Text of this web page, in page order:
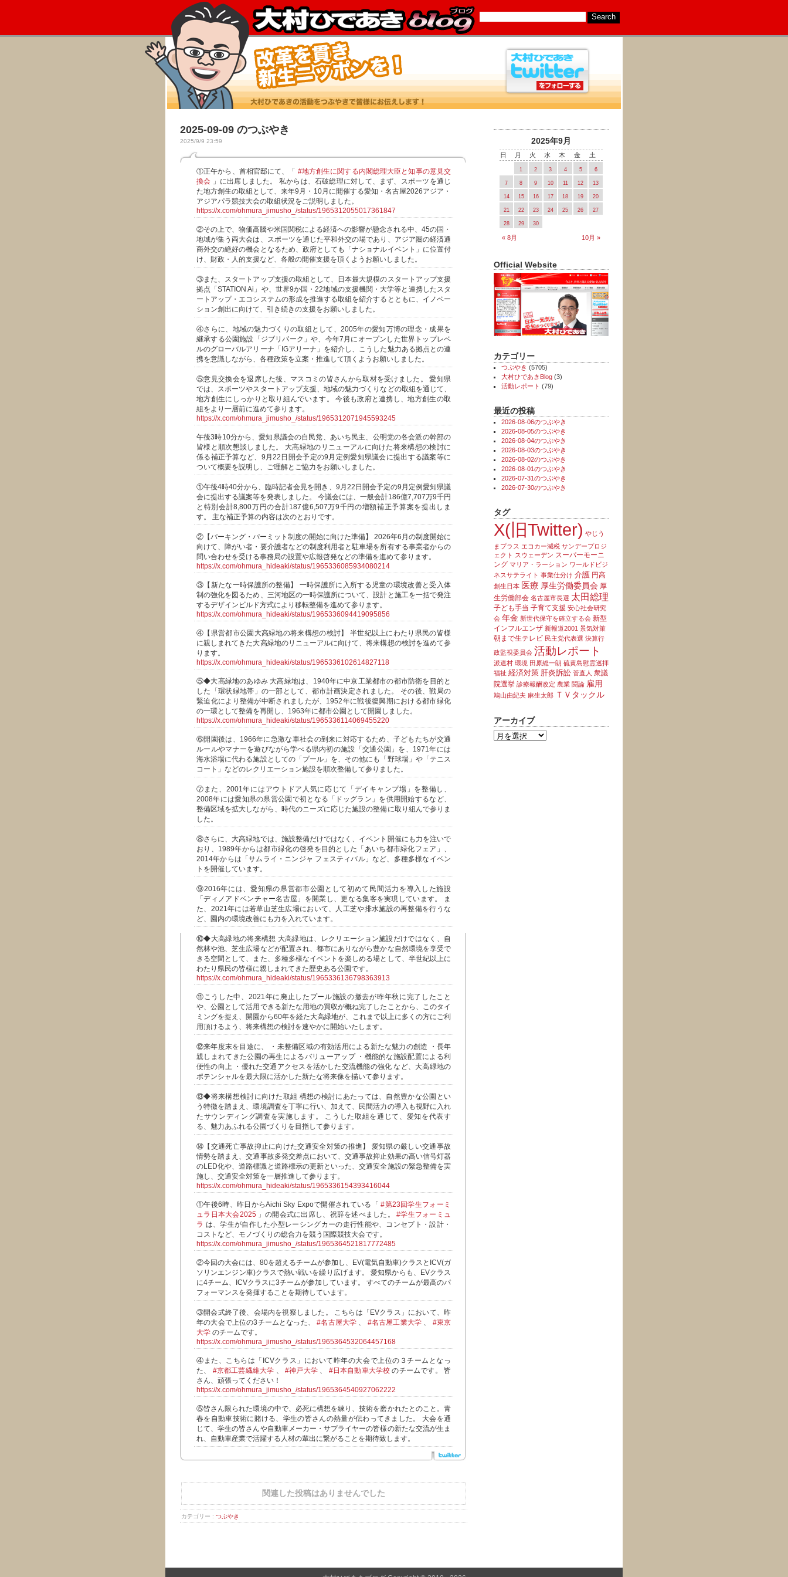
2025-09-09 のつぶやき
2025/9/9 23:59
①正午から、首相官邸にて、「 #地方創生に関する内閣総理大臣と知事の意見交
換会 」に出席しました。 私からは、石破総理に対して、まず、スポーツを通じ
た地方創生の取組として、来年9月・10月に開催する愛知・名古屋2026アジア・
アジアパラ競技大会の取組状況をご説明しました。
https://x.com/ohmura_jimusho_/status/1965312055017361847
②その上で、物価高騰や米国関税による経済への影響が懸念される中、45の国・
地域が集う両大会は、スポーツを通じた平和外交の場であり、アジア圏の経済通
商外交の絶好の機会となるため、政府としても「ナショナルイベント」に位置付
け、財政・人的支援など、各般の開催支援を頂くようお願いしました。
③また、スタートアップ支援の取組として、日本最大規模のスタートアップ支援
拠点「STATION Ai」や、世界9か国・22地域の支援機関・大学等と連携したスタ
ートアップ・エコシステムの形成を推進する取組を紹介するとともに、イノベー
ション創出に向けて、引き続きの支援をお願いしました。
④さらに、地域の魅力づくりの取組として、2005年の愛知万博の理念・成果を
継承する公園施設「ジブリパーク」や、今年7月にオープンした世界トップレベ
ルのグローバルアリーナ「IGアリーナ」を紹介し、こうした魅力ある拠点との連
携を意識しながら、各種政策を立案・推進して頂くようお願いしました。
⑤意見交換会を退席した後、マスコミの皆さんから取材を受けました。 愛知県
では、スポーツやスタートアップ支援、地域の魅力づくりなどの取組を通じて、
地方創生にしっかりと取り組んでいます。 今後も政府と連携し、地方創生の取
組をより一層前に進めて参ります。
https://x.com/ohmura_jimusho_/status/1965312071945593245
午後3時10分から、愛知県議会の自民党、あいち民主、公明党の各会派の幹部の
皆様と順次懇談しました。 大高緑地のリニューアルに向けた将来構想の検討に
係る補正予算など、9月22日開会予定の9月定例愛知県議会に提出する議案等に
ついて概要を説明し、ご理解とご協力をお願いしました。
①午後4時40分から、臨時記者会見を開き、9月22日開会予定の9月定例愛知県議
会に提出する議案等を発表しました。 今議会には、一般会計186億7,707万9千円
と特別会計8,800万円の合計187億6,507万9千円の増額補正予算案を提出しま
す。 主な補正予算の内容は次のとおりです。
②【パーキング・パーミット制度の開始に向けた準備】 2026年6月の制度開始に
向けて、障がい者・要介護者などの制度利用者と駐車場を所有する事業者からの
問い合わせを受ける事務局の設置や広報啓発などの準備を進めて参ります。
https://x.com/ohmura_hideaki/status/1965336085934080214
③【新たな一時保護所の整備】 一時保護所に入所する児童の環境改善と受入体
制の強化を図るため、三河地区の一時保護所について、設計と施工を一括で発注
するデザインビルド方式により移転整備を進めて参ります。
https://x.com/ohmura_hideaki/status/1965336094419095856
④【県営都市公園大高緑地の将来構想の検討】 半世紀以上にわたり県民の皆様
に親しまれてきた大高緑地のリニューアルに向けて、将来構想の検討を進めて参
ります。
https://x.com/ohmura_hideaki/status/1965336102614827118
⑤◆大高緑地のあゆみ 大高緑地は、1940年に中京工業都市の都市防衛を目的と
した「環状緑地帯」の一部として、都市計画決定されました。 その後、戦局の
緊迫化により整備が中断されましたが、1952年に戦後復興期における都市緑化
の一環として整備を再開し、1963年に都市公園として開園しました。
https://x.com/ohmura_hideaki/status/1965336114069455220
⑥開園後は、1966年に急激な車社会の到来に対応するため、子どもたちが交通
ルールやマナーを遊びながら学べる県内初の施設「交通公園」を、1971年には
海水浴場に代わる施設としての「プール」を、その他にも「野球場」や「テニス
コート」などのレクリエーション施設を順次整備して参りました。
⑦また、2001年にはアウトドア人気に応じて「デイキャンプ場」を整備し、
2008年には愛知県の県営公園で初となる「ドッグラン」を供用開始するなど、
整備区域を拡大しながら、時代のニーズに応じた施設の整備に取り組んで参りま
した。
⑧さらに、大高緑地では、施設整備だけではなく、イベント開催にも力を注いで
おり、1989年からは都市緑化の啓発を目的とした「あいち都市緑化フェア」、
2014年からは「サムライ・ニンジャ フェスティバル」など、多種多様なイベン
トを開催しています。
⑨2016年には、愛知県の県営都市公園として初めて民間活力を導入した施設
「ディノアドベンチャー名古屋」を開業し、更なる集客を実現しています。 ま
た、2021年には若草山芝生広場において、人工芝や排水施設の再整備を行うな
ど、園内の環境改善にも力を入れています。
⑩◆大高緑地の将来構想 大高緑地は、レクリエーション施設だけではなく、自
然林や池、芝生広場などが配置され、都市にありながら豊かな自然環境を享受で
きる空間として、また、多種多様なイベントを楽しめる場として、半世紀以上に
わたり県民の皆様に親しまれてきた歴史ある公園です。
https://x.com/ohmura_hideaki/status/1965336136798363913
⑪こうした中、2021年に廃止したプール施設の撤去が昨年秋に完了したこと
や、公園として活用できる新たな用地の買収が概ね完了したことから、このタイ
ミングを捉え、開園から60年を経た大高緑地が、これまで以上に多くの方にご利
用頂けるよう、将来構想の検討を速やかに開始いたします。
⑫来年度末を目途に、 ・未整備区域の有効活用による新たな魅力の創造 ・長年
親しまれてきた公園の再生によるバリューアップ ・機能的な施設配置による利
便性の向上 ・優れた交通アクセスを活かした交流機能の強化 など、大高緑地の
ポテンシャルを最大限に活かした新たな将来像を描いて参ります。
⑬◆将来構想検討に向けた取組 構想の検討にあたっては、自然豊かな公園とい
う特徴を踏まえ、環境調査を丁寧に行い、加えて、民間活力の導入も視野に入れ
たサウンディング調査を実施します。 こうした取組を通じて、愛知を代表す
る、魅力あふれる公園づくりを目指して参ります。
⑭【交通死亡事故抑止に向けた交通安全対策の推進】 愛知県の厳しい交通事故
情勢を踏まえ、交通事故多発交差点において、交通事故抑止効果の高い信号灯器
のLED化や、道路標識と道路標示の更新といった、交通安全施設の緊急整備を実
施し、交通安全対策を一層推進して参ります。
https://x.com/ohmura_hideaki/status/1965336154393416044
①午後6時、昨日からAichi Sky Expoで開催されている「#第23回学生フォーミ
ュラ日本大会2025」の開会式に出席し、祝辞を述べました。#学生フォーミュ
ラ は、学生が自作した小型レーシングカーの走行性能や、コンセプト・設計・
コストなど、モノづくりの総合力を競う国際競技大会です。
https://x.com/ohmura_jimusho_/status/1965364521817772485
②今回の大会には、80を超えるチームが参加し、EV(電気自動車)クラスとICV(ガ
ソリンエンジン車)クラスで熱い戦いを繰り広げます。 愛知県からも、EVクラス
に4チーム、ICVクラスに3チームが参加しています。 すべてのチームが最高のパ
フォーマンスを発揮することを期待しています。
③開会式終了後、会場内を視察しました。 こちらは「EVクラス」において、昨
年の大会で上位の3チームとなった、#名古屋大学 、 #名古屋工業大学 、 #東京
大学 のチームです。
https://x.com/ohmura_jimusho_/status/1965364532064457168
④また、こちらは「ICVクラス」において昨年の大会で上位の３チームとなっ
た、 #京都工芸繊維大学 、 #神戸大学、 #日本自動車大学校 のチームです。 皆
さん、頑張ってください！
https://x.com/ohmura_jimusho_/status/1965364540927062222
⑤皆さん限られた環境の中で、必死に構想を練り、技術を磨かれたとのこと。青
春を自動車技術に賭ける、学生の皆さんの熱量が伝わってきました。 大会を通
じて、学生の皆さんや自動車メーカー・サプライヤーの皆様の新たな交流が生ま
れ、自動車産業で活躍する人材の輩出に繋がることを期待致します。
関連した投稿はありませんでした
カテゴリー : つぶやき
2025年9月
日 月 火 水 木 金 土
« 8月 10月 »
1 2 3 4 5 6
7 8 9 10 11 12 13
14 15 16 17 18 19 20
21 22 23 24 25 26 27
28 29 30
Official Website
カテゴリー
つぶやき (5705)
大村ひであきBlog (3)
活動レポート (79)
最近の投稿
2026-08-06のつぶやき
2026-08-05のつぶやき
2026-08-04のつぶやき
2026-08-03のつぶやき
2026-08-02のつぶやき
2026-08-01のつぶやき
2026-07-31のつぶやき
2026-07-30のつぶやき
タグ
X(旧Twitter) やじう
まプラス エコカー減税 サンデープロジ
ェクト スウェーデン スーパーモーニ
ング マリア・ラーション ワールドビジ
ネスサテライト 事業仕分け 介護 円高
創生日本 医療 厚生労働委員会 厚
生労働部会 名古屋市長選 太田総理
子ども手当 子育て支援 安心社会研究
会 年金 新世代保守を確立する会 新型
インフルエンザ 新報道2001 景気対策
朝まで生テレビ 民主党代表選 決算行
政監視委員会 活動レポート
派遣村 環境 田原総一朗 硫黄島慰霊巡拝
福祉 経済対策 肝炎訴訟 菅直人 衆議
院選挙 診療報酬改定 農業 闘論 雇用
鳩山由紀夫 麻生太郎 ＴＶタックル
アーカイブ